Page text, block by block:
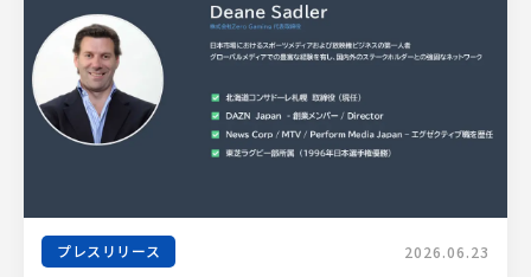
プレスリリース 2026.06.23